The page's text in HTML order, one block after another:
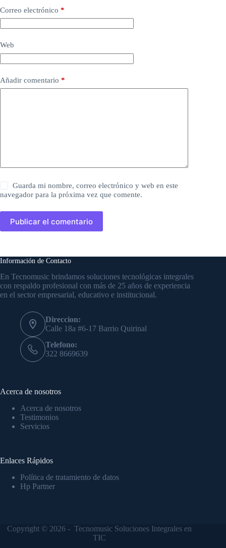
Correo electrónico *
Web
Añadir comentario *
Guarda mi nombre, correo electrónico y web en este
navegador para la próxima vez que comente.
Publicar el comentario
Información de Contacto
En Tecnomusic brindamos soluciones tecnológicas integrales
con respaldo profesional con más de 25 años de experiencia
en el sector empresarial, educativo e institucional.
Direccion:
Calle 18a #6-17 Barrio Quirinal
Telefono:
322 8669639
Acerca de nosotros
Acerca de nosotros
Testimonios
Servicios
Enlaces Rápidos
Política de tratamiento de datos
Hp Partner
Copyright © 2026 - Tecnomusic Soluciones Integrales en
TIC